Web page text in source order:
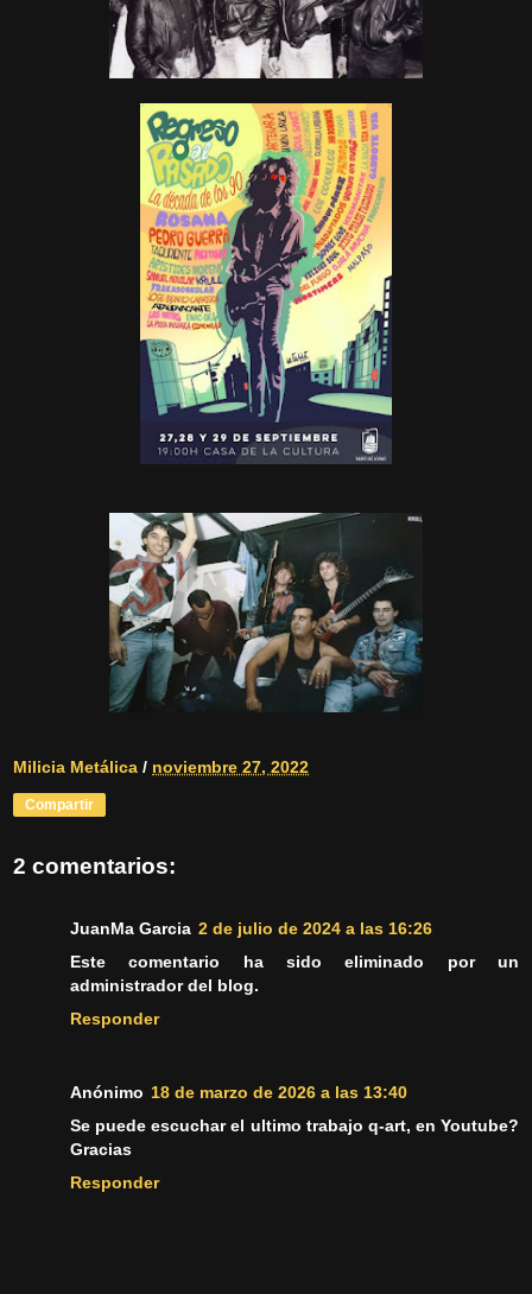
Milicia Metálica / noviembre 27, 2022
Compartir
2 comentarios:
JuanMa Garcia 2 de julio de 2024 a las 16:26
Este comentario ha sido eliminado por un
administrador del blog.
Responder
Anónimo 18 de marzo de 2026 a las 13:40
Se puede escuchar el ultimo trabajo q-art, en Youtube?
Gracias
Responder